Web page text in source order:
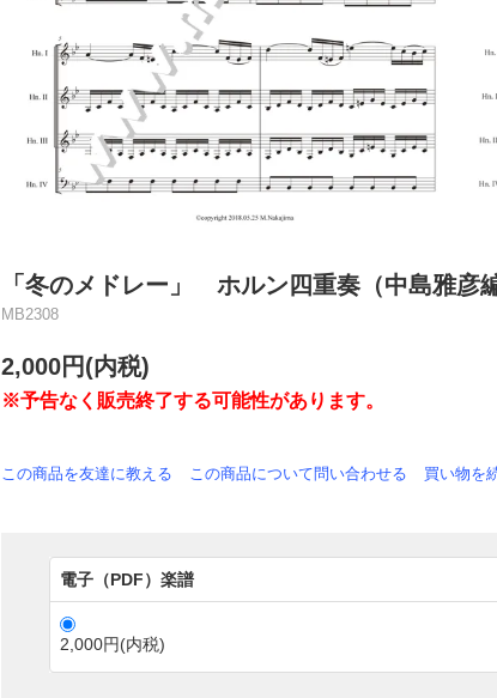
「冬のメドレー」 ホルン四重奏（中島雅彦
MB2308
2,000円(内税)
※予告なく販売終了する可能性があります。
この商品を友達に教える この商品について問い合わせる 買い物を
電子（PDF）楽譜
2,000円(内税)